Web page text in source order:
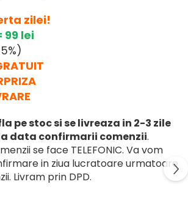
zilei!
99 lei
pe stoc si se livreaza in 2-3 zile
data confirmarii comenzii.
se face TELEFONIC. Va vom
in ziua lucratoare urmatoare
Livram prin DPD.